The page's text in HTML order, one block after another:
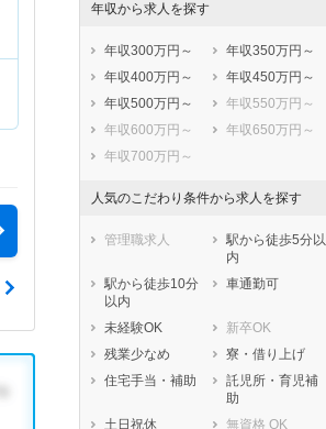
年収から求人を探す
年収300万円～
年収350万円～
年収400万円～
年収450万円～
年収500万円～
年収550万円～
年収600万円～
年収650万円～
年収700万円～
人気のこだわり条件から求人を探す
管理職求人
駅から徒歩5分以
内
駅から徒歩10分
以内
車通勤可
未経験OK
新卒OK
残業少なめ
寮・借り上げ
住宅手当・補助
託児所・育児補
助
土日祝休
無資格 OK